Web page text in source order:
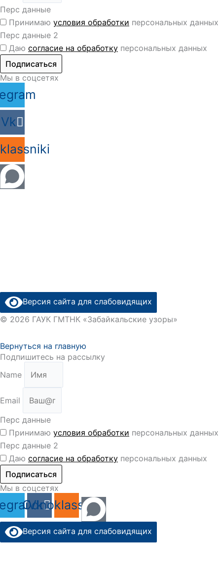
Перс данные
Принимаю условия обработки персональных данных
Перс данные 2
Даю согласие на обработку персональных данных
Подписаться
Мы в соцсетях
Vk
Версия сайта для слабовидящих
© 2026 ГАУК ГМТНК «Забайкальские узоры»
Вернуться на главную
Подпишитесь на рассылку
Name
Email
Перс данные
Принимаю условия обработки персональных данных
Перс данные 2
Даю согласие на обработку персональных данных
Подписаться
Мы в соцсетях
Vk
Odnoklassniki
Версия сайта для слабовидящих